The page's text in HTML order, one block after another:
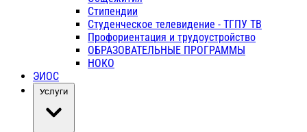
Стипендии
Студенческое телевидение - ТГПУ ТВ
Профориентация и трудоустройство
ОБРАЗОВАТЕЛЬНЫЕ ПРОГРАММЫ
НОКО
ЭИОС
Услуги